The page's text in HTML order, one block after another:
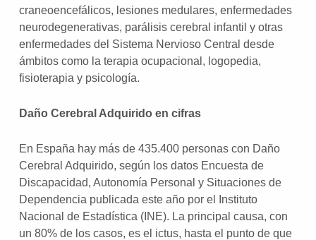
craneoencefálicos, lesiones medulares, enfermedades
neurodegenerativas, parálisis cerebral infantil y otras
enfermedades del Sistema Nervioso Central desde
ámbitos como la terapia ocupacional, logopedia,
fisioterapia y psicología.
Daño Cerebral Adquirido en cifras
En España hay más de 435.400 personas con Daño
Cerebral Adquirido, según los datos Encuesta de
Discapacidad, Autonomía Personal y Situaciones de
Dependencia publicada este año por el Instituto
Nacional de Estadística (INE). La principal causa, con
un 80% de los casos, es el ictus, hasta el punto de que